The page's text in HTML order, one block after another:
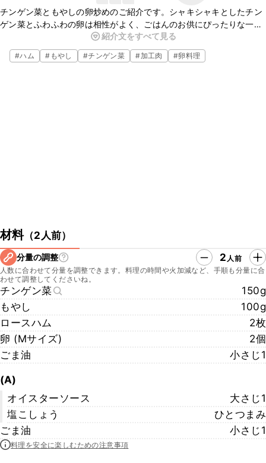
チンゲン菜ともやしの卵炒めのご紹介です。シャキシャキとしたチン
ゲン菜とふわふわの卵は相性がよく、ごはんのお供にぴったりな一品
です。彩りもよいので、食卓が華やかになりますよ。簡単に作ること
ができるので、今夜のおかずにいかがでしょうか。ぜひ、作ってみて
くださいね。
紹介文をすべて見る
#ハム # もやし #チンゲン菜 #加工肉 #卵料理
材料（2人前）
分量の調整 2 人前
人数に合わせて分量を調整できます。料理の時間や火加減など、手順も分量に合
わせて調整してくださいね。
チンゲン菜
150g
もやし
100g
ロースハム
2枚
卵 (Mサイズ)
2個
ごま油
小さじ1
(A)
オイスターソース
大さじ1
塩こしょう
ひとつまみ
ごま油
小さじ1
料理を安全に楽しむための注意事項